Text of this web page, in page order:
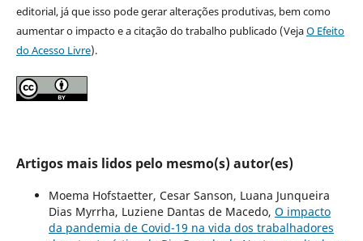
editorial, já que isso pode gerar alterações produtivas, bem como
aumentar o impacto e a citação do trabalho publicado (VejaO Efeito
do Acesso Livre).
Artigos mais lidos pelo mesmo(s) autor(es)
Moema Hofstaetter, Cesar Sanson, Luana Junqueira
Dias Myrrha, Luziene Dantas de Macedo, O impacto
da pandemia de Covid-19 na vida dos trabalhadores